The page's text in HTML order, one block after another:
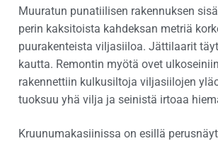
Muuratun punatiilisen rakennuksen
perin kaksitoista kahdeksan metriä
puurakenteista viljasiiloa. Jättilaarit
kautta. Remontin myötä ovet
rakennettiin kulkusiltoja viljasiilojen
tuoksuu yhä vilja ja seinistä irtoaa
Kruunumakasiinissa on esillä